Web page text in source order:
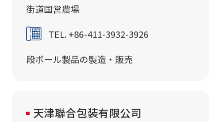
街道国営農場
TEL. +86-411-3932-3926
段ボール製品の製造・販売
天津聯合包装有限公司